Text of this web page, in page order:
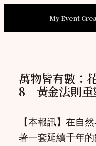
content
My Event
萬物皆有數：
8」黃金法則
【本報訊】在自
著一套延續千年